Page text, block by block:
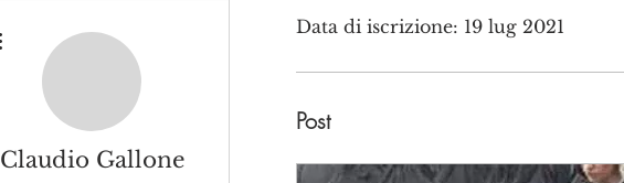
Data di iscrizione: 19 lug 2021
Post
Claudio Gallone